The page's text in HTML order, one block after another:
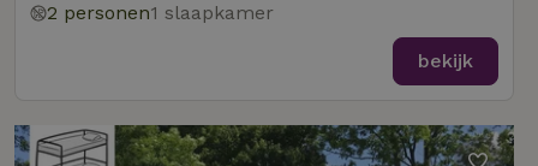
2 personen1 slaapkamer
bekijk